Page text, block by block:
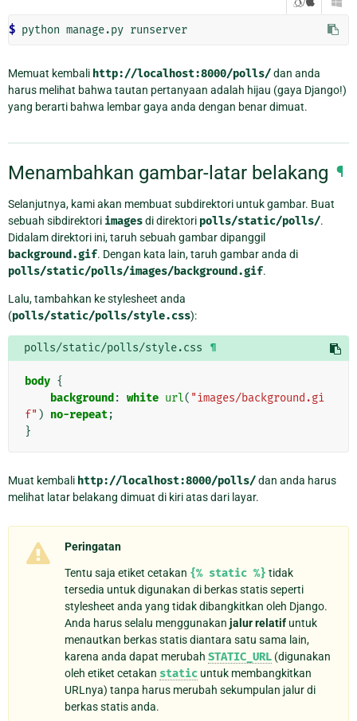
$
Memuat kembali http://localhost:8000/polls/dan anda
harus melihat bahwa tautan pertanyaan adalah hijau (gaya Django!)
yang berarti bahwa lembar gaya anda dengan benar dimuat.
Menambahkan gambar-latar belakang ¶
Selanjutnya, kami akan membuat subdirektori untuk gambar. Buat
sebuah sibdirektori imagesdi direktori polls/static/polls/.
Didalam direktori ini, taruh sebuah gambar dipanggil
background.gif. Dengan kata lain, taruh gambar anda di
polls/static/polls/images/background.gif.
Lalu, tambahkan ke stylesheet anda
(polls/static/polls/style.css):
polls/static/polls/style.css ¶
body {
background : white url( "images/background.gi
f" ) no-repeat;
}
Muat kembali http://localhost:8000/polls/dan anda harus
melihat latar belakang dimuat di kiri atas dari layar.
Peringatan
Tentu saja etiket cetakan {% static %} tidak
tersedia untuk digunakan di berkas statis seperti
stylesheet anda yang tidak dibangkitkan oleh Django.
Anda harus selalu menggunakan jalur relatif untuk
menautkan berkas statis diantara satu sama lain,
karena anda dapat merubah STATIC_URL (digunakan
oleh etiket cetakan static untuk membangkitkan
URLnya) tanpa harus merubah sekumpulan jalur di
berkas statis anda.